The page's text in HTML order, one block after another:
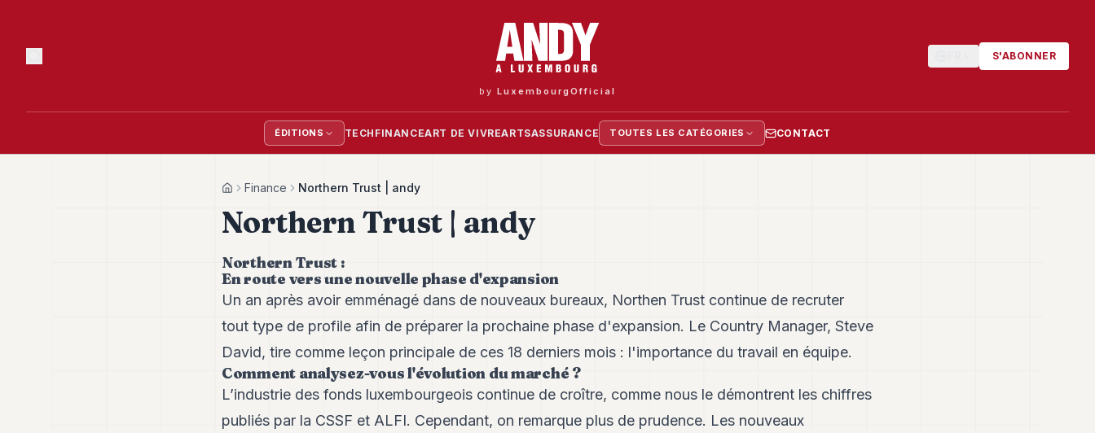
byLuxembourgOfficial
S'ABONNER
ÉDITIONS TECH FINANCEART DE VIVREARTSASSURANCE TOUTES LES CATÉGORIES CONTACT
HomeFinance Northern Trust | andy
Northern Trust | andy
Northern Trust :
En route vers une nouvelle phase d'expansion
Un an après avoir emménagé dans de nouveaux bureaux, Northen Trust continue de recruter
tout type de profile afin de préparer la prochaine phase d'expansion. Le Country Manager, Steve
David, tire comme leçon principale de ces 18 derniers mois : l'importance du travail en équipe.
Comment analysez-vous l'évolution du marché ?
L’industrie des fonds luxembourgeois continue de croître, comme nous le démontrent les chiffres
publiés par la CSSF et ALFI. Cependant, on remarque plus de prudence. Les nouveaux